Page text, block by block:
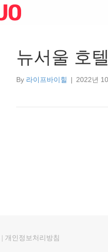
뉴서울 호텔
By 라이프바이힐 | 2022년
| 개인정보처리방침